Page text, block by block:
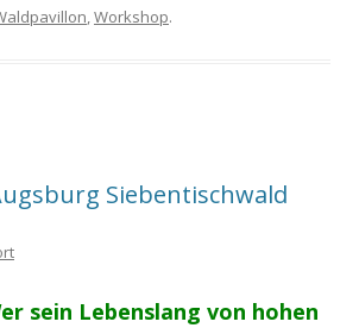
,Workshop.
Siebentischwald
sein Lebenslang von hohen